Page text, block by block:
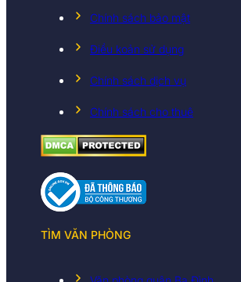
Chính sách bảo mật
Điều koản sử dụng
Chính sách dịch vụ
Chính sách cho thuê
TÌM VĂN PHÒNG